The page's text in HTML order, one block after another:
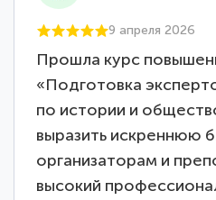
9 апреля 2026
Прошла курс
«Подготовка
по истории и
выразить искреннюю
организаторам и
высокий